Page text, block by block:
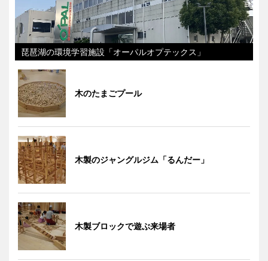
琵琶湖の環境学習施設「オーパルオプテックス」
木のたまごプール
木製のジャングルジム「るんだー」
木製ブロックで遊ぶ来場者